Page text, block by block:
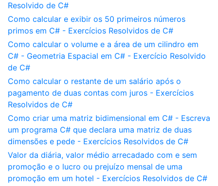
Resolvido de C#
Como calcular e exibir os 50 primeiros números
primos em C# - Exercícios Resolvidos de C#
Como calcular o volume e a área de um cilindro em
C# - Geometria Espacial em C# - Exercício Resolvido
de C#
Como calcular o restante de um salário após o
pagamento de duas contas com juros - Exercícios
Resolvidos de C#
Como criar uma matriz bidimensional em C# - Escreva
um programa C# que declara uma matriz de duas
dimensões e pede - Exercícios Resolvidos de C#
Valor da diária, valor médio arrecadado com e sem
promoção e o lucro ou prejuízo mensal de uma
promoção em um hotel - Exercícios Resolvidos de C#